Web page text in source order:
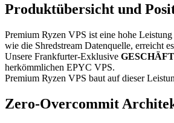
Produktübersicht und
Premium Ryzen VPS ist eine hohe
wie die Shredstream Datenquelle, erreicht
Unsere Frankfurter-Exklusive
herkömmlichen EPYC VPS.
Premium Ryzen VPS baut auf dieser
Zero-Overcommit